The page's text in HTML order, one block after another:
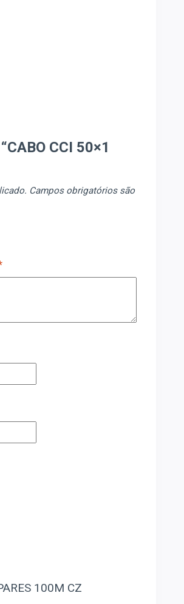
CCI 50×1
Campos obrigatórios são